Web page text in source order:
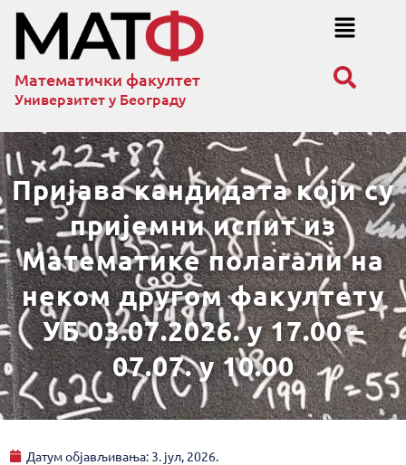
Математички факултет
Универзитет у Београду
Пријава кандидата који су
пријемни испит из
Математике полагали на
неком другом факултету
УБ 03.07.2026. у 17.00 –
07.07. у 10.00
Датум објављивања: 3. јул, 2026.